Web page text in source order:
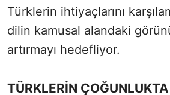
Türklerin ihtiyaçlarını
dilin kamusal alandaki
artırmayı hedefliyor.
TÜRKLERİN